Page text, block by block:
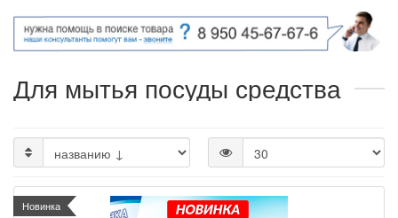
Для мытья посуды средства
Новинка